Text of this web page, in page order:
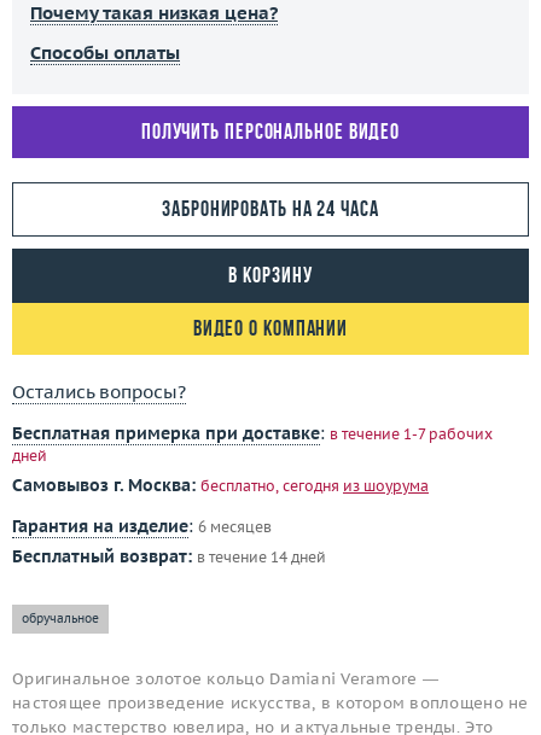
Почему такая низкая цена?
Способы оплаты
Получить персональное видео
Забронировать на 24 часа
В корзину
Видео о компании
Остались вопросы?
Бесплатная примерка при доставке: в течение 1-7 рабочих
дней
Самовывоз г. Москва: бесплатно, сегодня из шоурума
Гарантия на изделие: 6 месяцев
Бесплатный возврат: в течение 14 дней
обручальное
Оригинальное золотое кольцо Damiani Veramore —
настоящее произведение искусства, в котором воплощено не
только мастерство ювелира, но и актуальные тренды. Это